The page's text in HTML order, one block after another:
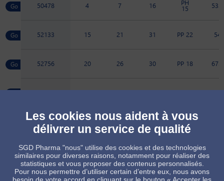
50478 4 7 16 PH
15 53.2
52133 15 21 31 PP 22 54
52756 20 26 30 PP 18 67.7
52766 20 26 29 PP 18 67.7
52481 45 50.5 45 PP 25
52480 60 65 57 PP 25
Les cookies nous aident à vous
délivrer un service de qualité
SGD Pharma "nous" utilise des cookies et des technologies
similaires pour diverses raisons, notamment pour réaliser des
statistiques et vous proposer des contenus personnalisés.
Pour nous permettre d’utiliser certain d’entre eux, nous avons